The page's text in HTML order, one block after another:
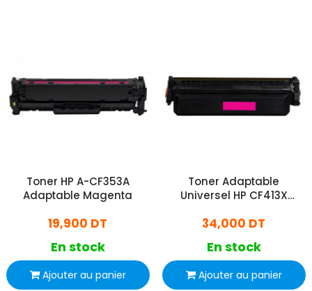
Toner HP A-CF353A
Adaptable Magenta
19,900 DT
En stock
Ajouter au panier
Toner Adaptable
Universel HP CF413X
34,000 DT
En stock
Ajouter au panier